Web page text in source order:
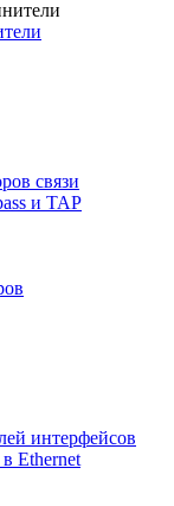
связи
и TAP
интерфейсов
Ethernet